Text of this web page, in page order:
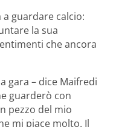
guardare calcio:
la sua
che ancora
gara – dice Maifredi
guarderò con
pezzo del mio
mi piace molto. Il